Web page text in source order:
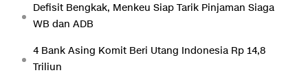
Defisit Bengkak, Menkeu Siap Tarik Pinjaman Siaga
WB dan ADB
4 Bank Asing Komit Beri Utang Indonesia Rp 14,8
Triliun